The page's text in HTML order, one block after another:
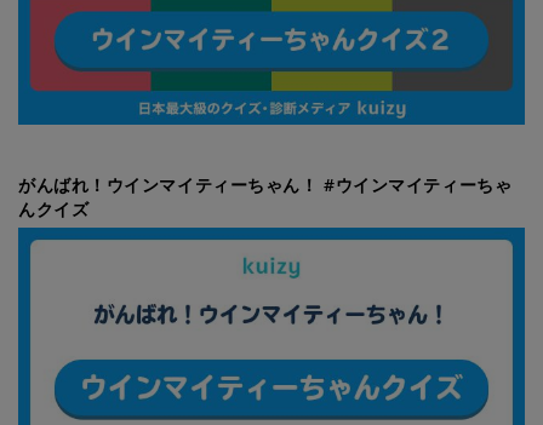
がんばれ！ウインマイティーちゃん！ #ウインマイティーちゃ
んクイズ